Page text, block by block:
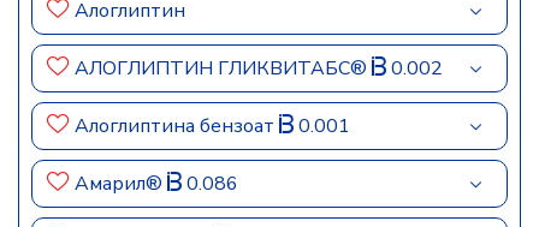
Алоглиптин
АЛОГЛИПТИН ГЛИКВИТАБС® 0.002
Алоглиптина бензоат 0.001
Амарил® 0.086